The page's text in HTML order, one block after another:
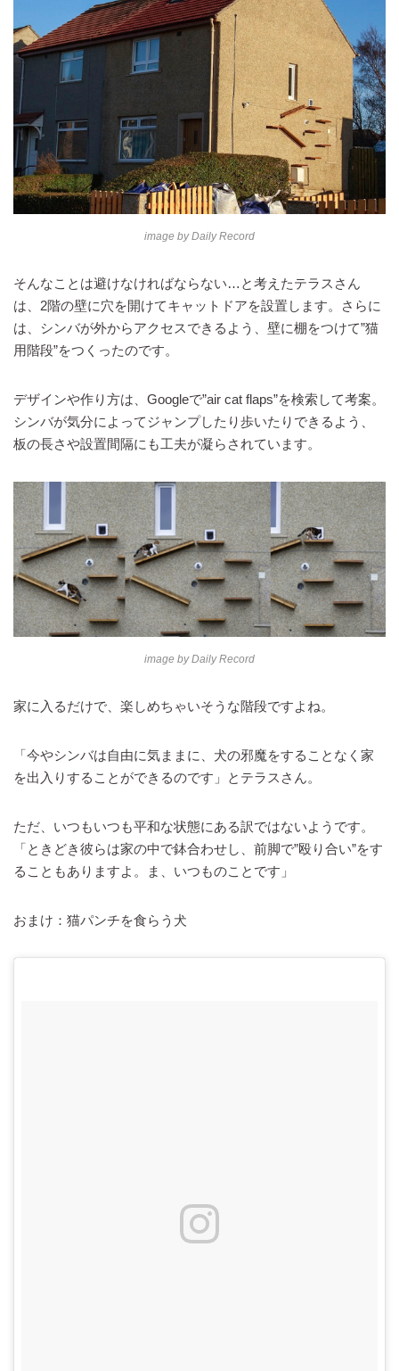
image byDaily Record
そんなことは避けなければならない…と考えたテラスさん
は、2階の壁に穴を開けてキャットドアを設置します。さらに
は、シンバが外からアクセスできるよう、壁に棚をつけて”猫
用階段”をつくったのです。
デザインや作り方は、Googleで”air cat flaps”を検索して考案。
シンバが気分によってジャンプしたり歩いたりできるよう、
板の長さや設置間隔にも工夫が凝らされています。
image byDaily Record
家に入るだけで、楽しめちゃいそうな階段ですよね。
「今やシンバは自由に気ままに、犬の邪魔をすることなく家
を出入りすることができるのです」とテラスさん。
ただ、いつもいつも平和な状態にある訳ではないようです。
「ときどき彼らは家の中で鉢合わせし、前脚で”殴り合い”をす
ることもありますよ。ま、いつものことです」
おまけ：猫パンチを食らう犬